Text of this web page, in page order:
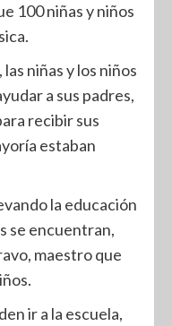
100 niñas y niños
niñas y los niños
a sus padres,
recibir sus
estaban
la educación
se encuentran,
maestro que
ir a la escuela,